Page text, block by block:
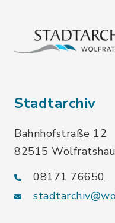
Stadtarchiv
Bahnhofstraße 12
82515
08171 76650